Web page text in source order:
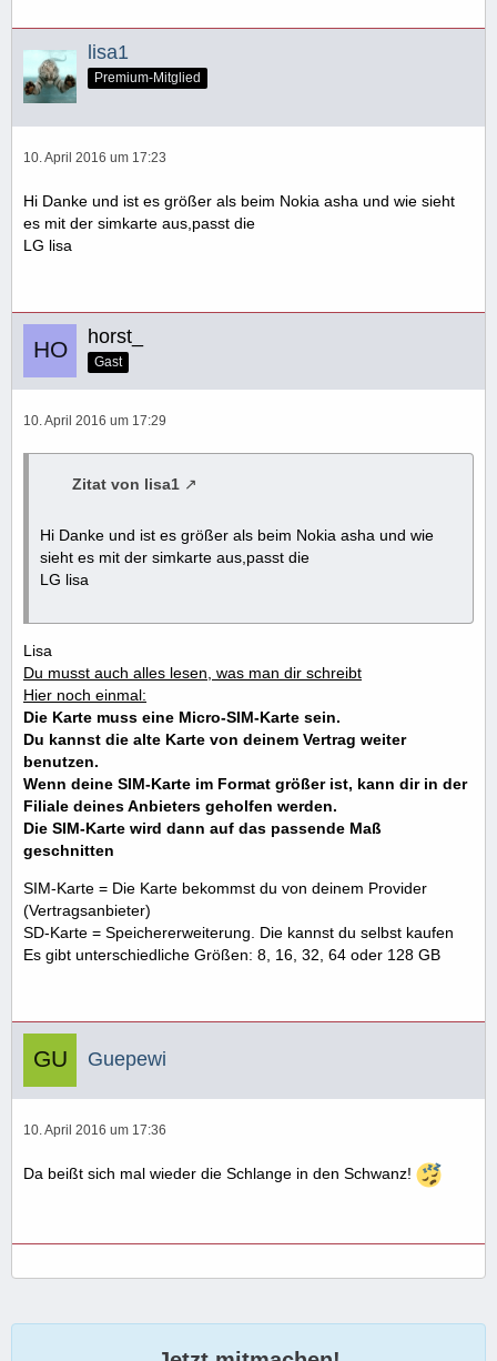
lisa1
Premium-Mitglied
10. April 2016 um 17:23
Hi Danke und ist es größer als beim Nokia asha und wie sieht
es mit der simkarte aus,passt die
LG lisa
horst_
Gast
10. April 2016 um 17:29
Zitat von lisa1
Hi Danke und ist es größer als beim Nokia asha und wie
sieht es mit der simkarte aus,passt die
LG lisa
Lisa
Du musst auch alles lesen, was man dir schreibt
Hier noch einmal:
Die Karte muss eine Micro-SIM-Karte sein.
Du kannst die alte Karte von deinem Vertrag weiter
benutzen.
Wenn deine SIM-Karte im Format größer ist, kann dir in der
Filiale deines Anbieters geholfen werden.
Die SIM-Karte wird dann auf das passende Maß
geschnitten
SIM-Karte = Die Karte bekommst du von deinem Provider
(Vertragsanbieter)
SD-Karte = Speichererweiterung. Die kannst du selbst kaufen
Es gibt unterschiedliche Größen: 8, 16, 32, 64 oder 128 GB
Guepewi
10. April 2016 um 17:36
Da beißt sich mal wieder die Schlange in den Schwanz!